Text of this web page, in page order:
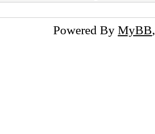
Powered By MyBB